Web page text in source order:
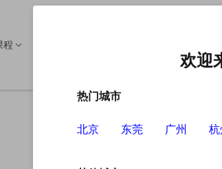
程
欢迎
热门城市
北京 东莞 广州 杭